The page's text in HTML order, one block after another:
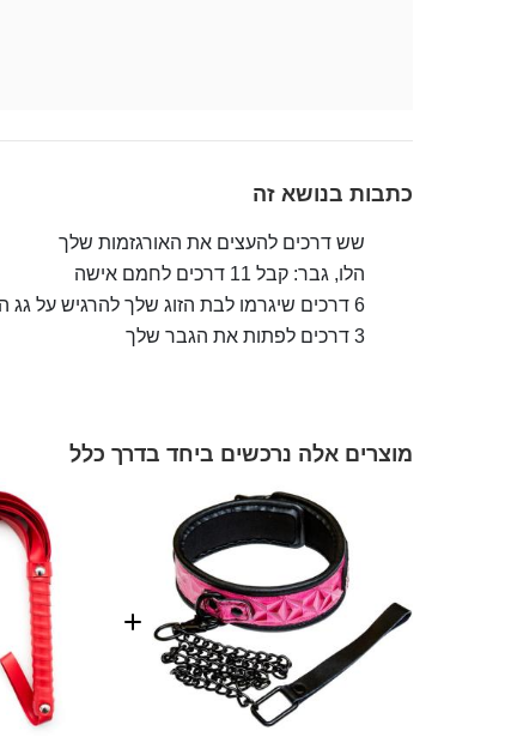
כתבות בנושא זה
שש דרכים להעצים את האורגזמות שלך
הלו, גבר: קבל 11 דרכים לחמם אישה
6 דרכים שיגרמו לבת הזוג שלך להרגיש על גג העולם
3 דרכים לפתות את הגבר שלך
מוצרים אלה נרכשים ביחד בדרך כלל